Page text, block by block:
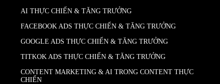
AI THỰC CHIẾN & TĂNG TRƯỞNG
FACEBOOK ADS THỰC CHIẾN & TĂNG TRƯỞNG
GOOGLE ADS THỰC CHIẾN & TĂNG TRƯỞNG
TITKOK ADS THỰC CHIẾN & TĂNG TRƯỞNG
CONTENT MARKETING & AI TRONG CONTENT THỰC
CHIẾN